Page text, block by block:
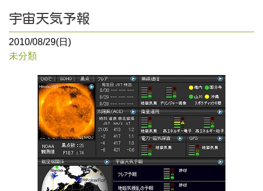
宇宙天気予報
2010/08/29(日)
未分類